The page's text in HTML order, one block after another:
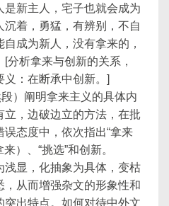
是新主人，宅子也就会成为
着，勇猛，有辨别，不自
成为新人，没有拿来的，
分析拿来与创新的关系，
：在断承中创新。]
）阐明拿来主义的具体内
立，边破边立的方法，在批
态度中，依次指出“拿来
）、“挑选”和创新。
浅显，化抽象为具体，变枯
从而增强杂文的形象性和
突出特点。如何对待中外文